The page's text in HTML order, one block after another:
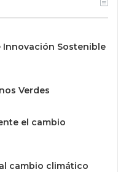
Innovación Sostenible
Verdes
el cambio
cambio climático